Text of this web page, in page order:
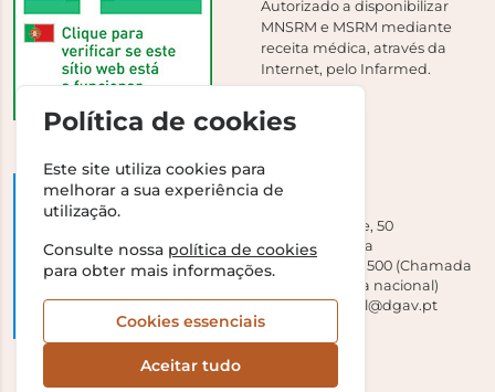
Autorizado a disponibilizar
MNSRM e MSRM mediante
receita médica, através da
Internet, pelo Infarmed.
Campo Grande, 50
1700-093 Lisboa
Tel +351 213 239 500 (Chamada
para a rede fixa nacional)
E-mail:dirgeral@dgav.pt
Política de cookies
Este site utiliza cookies para
melhorar a sua experiência de
utilização.
Consulte nossa política de cookies
para obter mais informações.
Cookies essenciais
Aceitar tudo